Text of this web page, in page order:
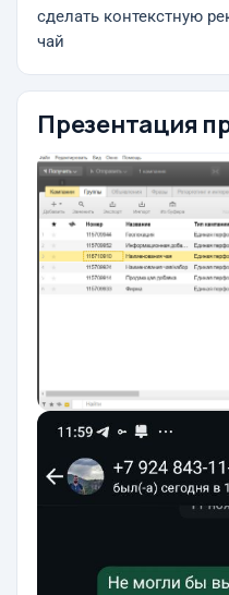
сделать контекстную
чай
Презентация